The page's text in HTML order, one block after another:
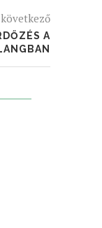
következő
A